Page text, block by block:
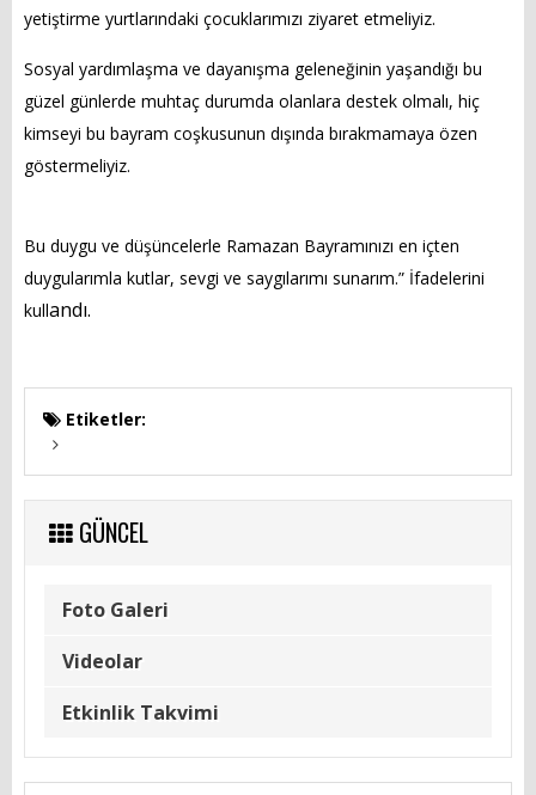
Başvuru Rehberi
Meclis Kararları
İhale İlanları
Vefat & Duyurular
Telefon Rehberi
İLÇEMİZ
Kamu Spotu
Çöp Toplama Saatleri
BİZE YAZIN
İletişim Bilgileri
Beyazmasa Başvuru
yetiştirme yurtlarındaki çocuklarımızı ziyaret etmeliyiz.
Sosyal yardımlaşma ve dayanışma geleneğinin yaşandığı bu
güzel günlerde muhtaç durumda olanlara destek olmalı, hiç
kimseyi bu bayram coşkusunun dışında bırakmamaya özen
göstermeliyiz.
Bu duygu ve düşüncelerle Ramazan Bayramınızı en içten
duygularımla kutlar, sevgi ve saygılarımı sunarım.” İfadelerini
kullandı.
Etiketler:
GÜNCEL
Foto Galeri
Videolar
Etkinlik Takvimi